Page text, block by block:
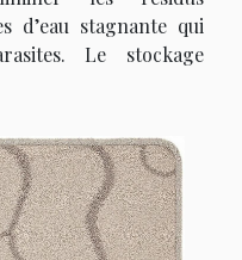
d’eau stagnante qui
Le stockage